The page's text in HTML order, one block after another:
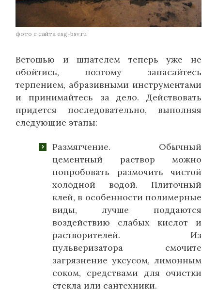
фото с сайта esg-bsv.ru
Ветошью и шпателем теперь уже не
обойтись, поэтому запасайтесь
терпением, абразивными инструментами
и принимайтесь за дело. Действовать
придется последовательно, выполняя
следующие этапы:
Размягчение. Обычный
цементный раствор можно
попробовать размочить чистой
холодной водой. Плиточный
клей, в особенности полимерные
виды, лучше поддаются
воздействию слабых кислот и
растворителей. Из
пульверизатора смочите
загрязнение уксусом, лимонным
соком, средствами для очистки
стекла или сантехники.